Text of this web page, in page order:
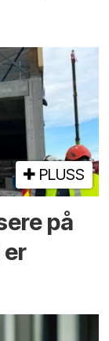
PLUSS
på
er